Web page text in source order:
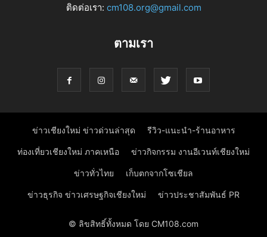
ติดต่อเรา: cm108.org@gmail.com
ตามเรา
ข่าวเชียงใหม่ ข่าวด่วนล่าสุด รีวิว-แนะนำ-ร้านอาหาร
ท่องเที่ยวเชียงใหม่ ภาคเหนือ ข่าวกิจกรรม งานอีเวนท์เชียงใหม่
ข่าวทั่วไทย เก็บตกจากโซเชียล
ข่าวธุรกิจ ข่าวเศรษฐกิจเชียงใหม่ ข่าวประชาสัมพันธ์ PR
© ลิขสิทธิ์ทั้งหมด โดย CM108.com